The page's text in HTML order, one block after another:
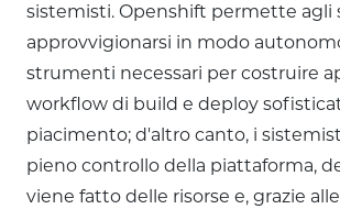
sistemisti. Openshift permette agli
approvvigionarsi in modo
strumenti necessari per costruire
workflow di build e deploy
piacimento; d'altro canto, i
pieno controllo della piattaforma,
viene fatto delle risorse e, grazie